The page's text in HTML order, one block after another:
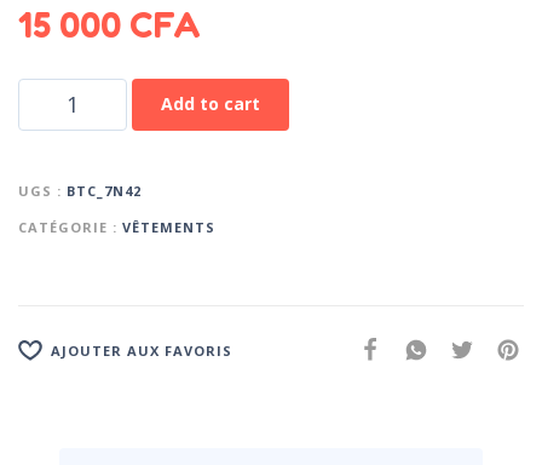
15 000 CFA
Add to cart
UGS : BTC_7N42
CATÉGORIE : VÊTEMENTS
AJOUTER AUX FAVORIS